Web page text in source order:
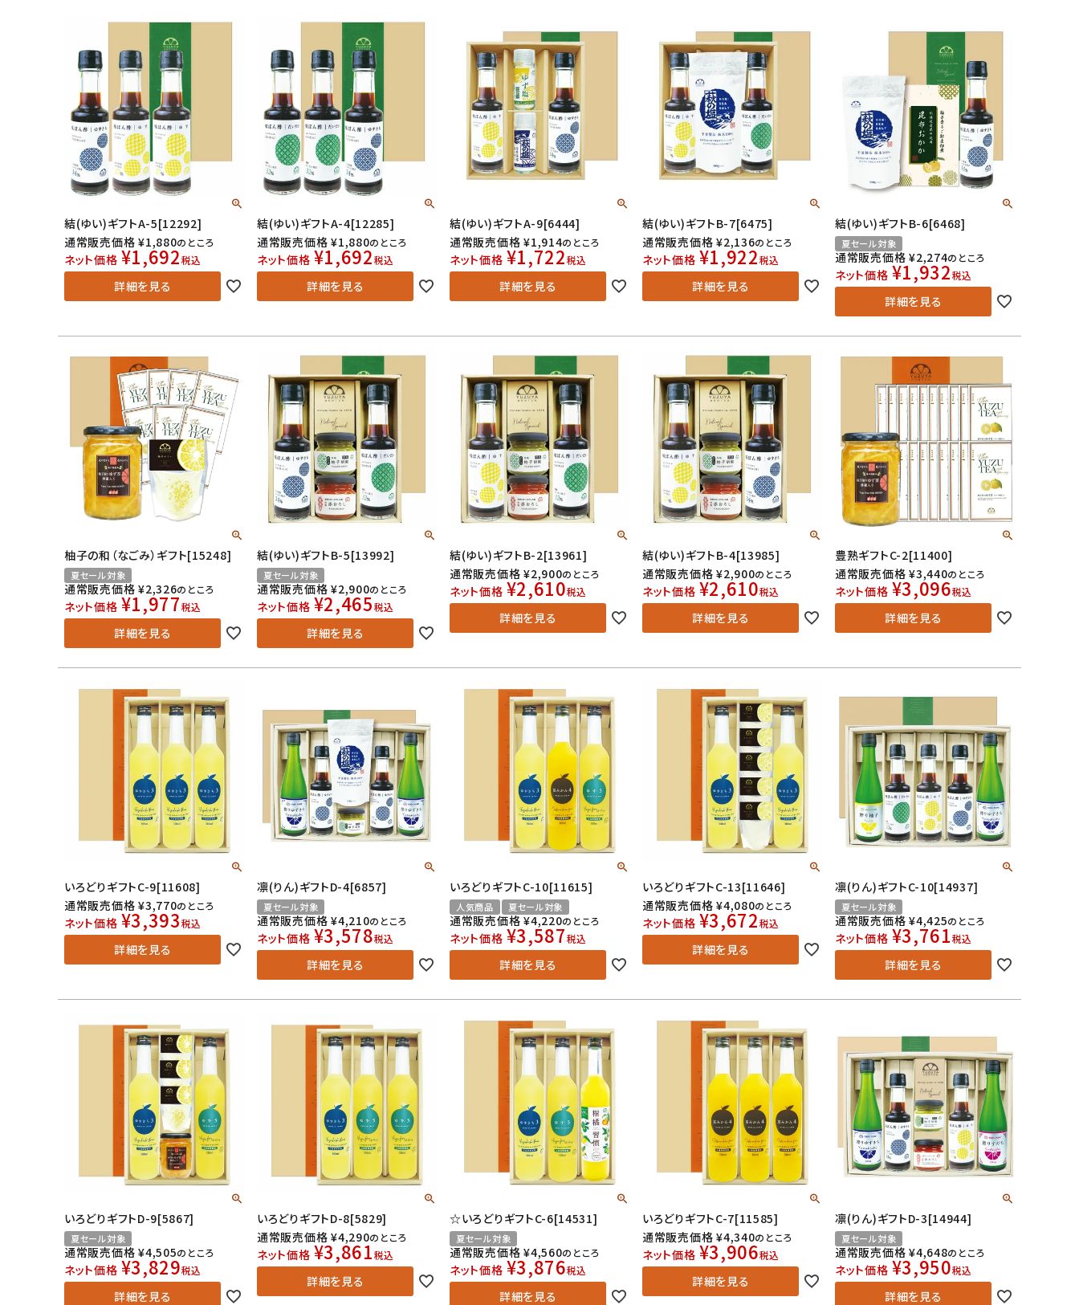
結(ゆい)ギフトA-5[12292]
通常販売価格 ¥1,880のところ
ネット価格 ¥1,692税込
詳細を見る
結(ゆい)ギフトA-4[12285]
通常販売価格 ¥1,880のところ
ネット価格 ¥1,692税込
詳細を見る
結(ゆい)ギフトA-9[6444]
通常販売価格 ¥1,914のところ
ネット価格 ¥1,722税込
詳細を見る
結(ゆい)ギフトB-7[6475]
通常販売価格 ¥2,136のところ
ネット価格 ¥1,922税込
詳細を見る
結(ゆい)ギフトB-6[6468]
夏セール対象
通常販売価格 ¥2,274のところ
ネット価格 ¥1,932税込
詳細を見る
柚子の和（なごみ）ギフト[15248]
夏セール対象
通常販売価格 ¥2,326のところ
ネット価格 ¥1,977税込
詳細を見る
結(ゆい)ギフトB-5[13992]
夏セール対象
通常販売価格 ¥2,900のところ
ネット価格 ¥2,465税込
詳細を見る
結(ゆい)ギフトB-2[13961]
通常販売価格 ¥2,900のところ
ネット価格 ¥2,610税込
詳細を見る
結(ゆい)ギフトB-4[13985]
通常販売価格 ¥2,900のところ
ネット価格 ¥2,610税込
詳細を見る
豊熟ギフトC-2[11400]
通常販売価格 ¥3,440のところ
ネット価格 ¥3,096税込
詳細を見る
いろどりギフトC-9[11608]
通常販売価格 ¥3,770のところ
ネット価格 ¥3,393税込
詳細を見る
凛(りん)ギフトD-4[6857]
夏セール対象
通常販売価格 ¥4,210のところ
ネット価格 ¥3,578税込
詳細を見る
いろどりギフトC-10[11615]
人気商品 夏セール対象
通常販売価格 ¥4,220のところ
ネット価格 ¥3,587税込
詳細を見る
いろどりギフトC-13[11646]
通常販売価格 ¥4,080のところ
ネット価格 ¥3,672税込
詳細を見る
凛(りん)ギフトC-10[14937]
夏セール対象
通常販売価格 ¥4,425のところ
ネット価格 ¥3,761税込
詳細を見る
いろどりギフトD-9[5867]
夏セール対象
通常販売価格 ¥4,505のところ
ネット価格 ¥3,829税込
詳細を見る
いろどりギフトD-8[5829]
通常販売価格 ¥4,290のところ
ネット価格 ¥3,861税込
詳細を見る
☆いろどりギフトC-6[14531]
夏セール対象
通常販売価格 ¥4,560のところ
ネット価格 ¥3,876税込
詳細を見る
いろどりギフトC-7[11585]
通常販売価格 ¥4,340のところ
ネット価格 ¥3,906税込
詳細を見る
凛(りん)ギフトD-3[14944]
夏セール対象
通常販売価格 ¥4,648のところ
ネット価格 ¥3,950税込
詳細を見る